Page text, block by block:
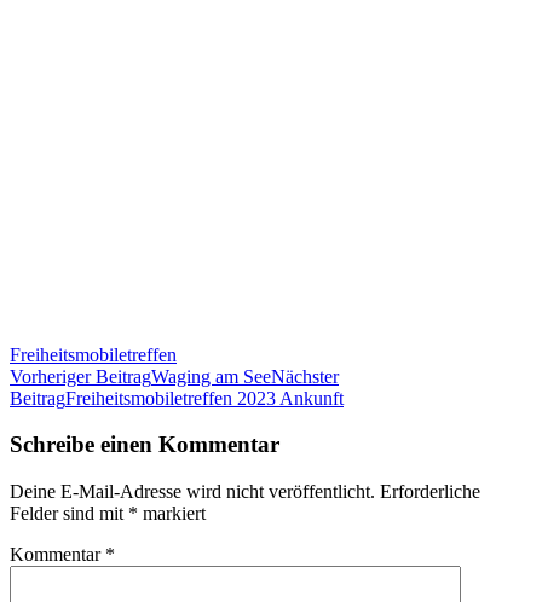
Freiheitsmobiletreffen
Beitrags-
Navigation
Vorheriger BeitragWaging am SeeNächster
BeitragFreiheitsmobiletreffen 2023 Ankunft
Schreibe einen Kommentar
Deine E-Mail-Adresse wird nicht veröffentlicht. Erforderliche
Felder sind mit * markiert
Kommentar *